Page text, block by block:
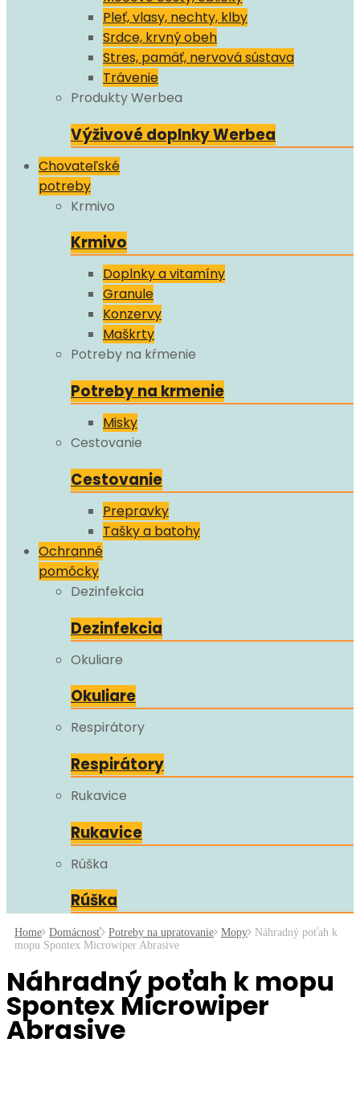
Pleť, vlasy, nechty, klby
Srdce, krvný obeh
Stres, pamäť, nervová sústava
Trávenie
Produkty Werbea
Výživové doplnky Werbea
Chovateľské
potreby
Krmivo
Krmivo
Doplnky a vitamíny
Granule
Konzervy
Maškrty
Potreby na kŕmenie
Potreby na krmenie
Misky
Cestovanie
Cestovanie
Prepravky
Tašky a batohy
Ochranné
pomôcky
Dezinfekcia
Dezinfekcia
Okuliare
Okuliare
Respirátory
Respirátory
Rukavice
Rukavice
Rúška
Rúška
Home Domácnosť Potreby na upratovanie Mopy
Náhradný poťah k
mopu Spontex Microwiper Abrasive
Náhradný poťah k mopu
Spontex Microwiper
Abrasive